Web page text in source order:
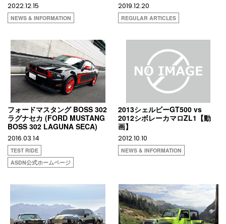
2022.12.15
NEWS & INFORMATION
2019.12.20
REGULAR ARTICLES
フォードマスタング BOSS 302
ラグナセカ (FORD MUSTANG
BOSS 302 LAGUNA SECA)
2016.03.14
TEST RIDE
ASDN公式ホームページ
2013シェルビーGT500 vs
2012シボレーカマロZL1【動
画】
2012.10.10
NEWS & INFORMATION